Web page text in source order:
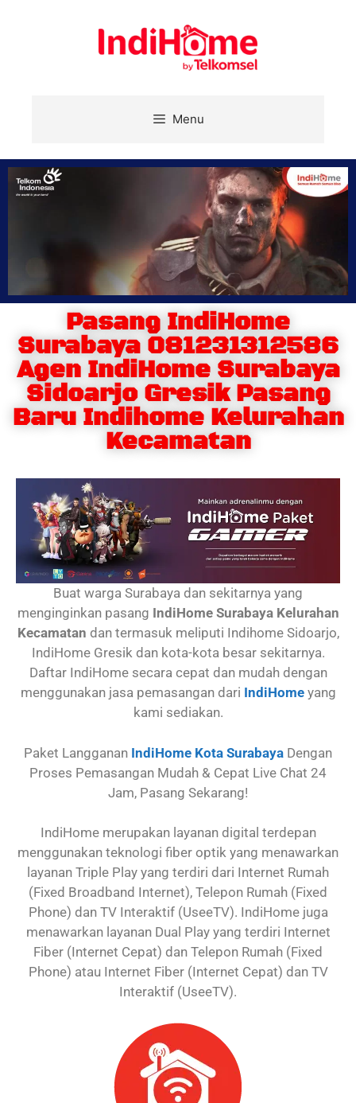
Menu
Pasang IndiHome
Surabaya 081231312586
Agen IndiHome Surabaya
Sidoarjo Gresik Pasang
Baru Indihome Kelurahan
Kecamatan
Buat warga Surabaya dan sekitarnya yang
menginginkan pasang IndiHome Surabaya Kelurahan
Kecamatan dan termasuk meliputi Indihome Sidoarjo,
IndiHome Gresik dan kota-kota besar sekitarnya.
Daftar IndiHome secara cepat dan mudah dengan
menggunakan jasa pemasangan dari IndiHome yang
kami sediakan.
Paket Langganan IndiHome Kota Surabaya Dengan
Proses Pemasangan Mudah & Cepat Live Chat 24
Jam, Pasang Sekarang!
IndiHome merupakan layanan digital terdepan
menggunakan teknologi fiber optik yang menawarkan
layanan Triple Play yang terdiri dari Internet Rumah
(Fixed Broadband Internet), Telepon Rumah (Fixed
Phone) dan TV Interaktif (UseeTV). IndiHome juga
menawarkan layanan Dual Play yang terdiri Internet
Fiber (Internet Cepat) dan Telepon Rumah (Fixed
Phone) atau Internet Fiber (Internet Cepat) dan TV
Interaktif (UseeTV).